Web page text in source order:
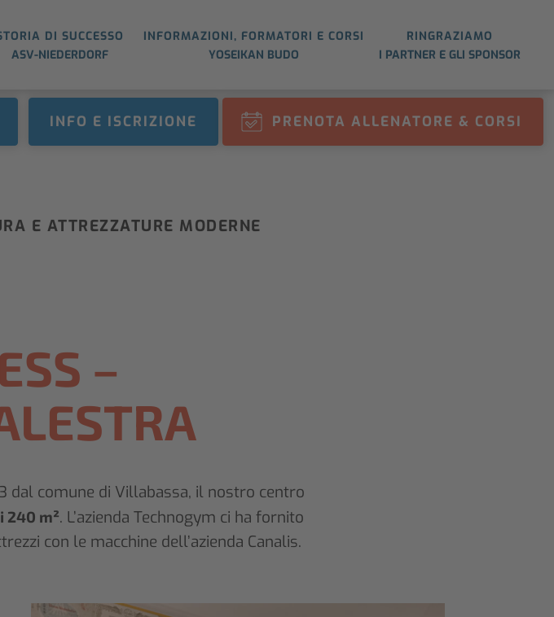
DI SUCCESSO
ASV-NIEDERDORF
INFORMAZIONI, FORMATORI E CORSI
YOSEIKAN BUDO
RINGRAZIAMO
I PARTNER E GLI SPONSOR
INFO E ISCRIZIONE PRENOTA ALLENATORE & CORSI
E ATTREZZATURE MODERNE
–
dal comune di Villabassa, il nostro centro
240 m². L’azienda Technogym ci ha fornito
con le macchine dell’azienda Canalis.